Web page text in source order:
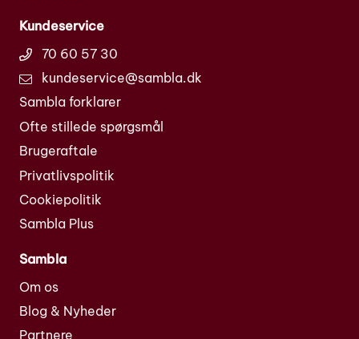
Kundeservice
70 60 57 30
kundeservice@sambla.dk
Sambla forklarer
Ofte stillede spørgsmål
Brugeraftale
Privatlivspolitik
Cookiepolitik
Sambla Plus
Sambla
Om os
Blog & Nyheder
Partnere